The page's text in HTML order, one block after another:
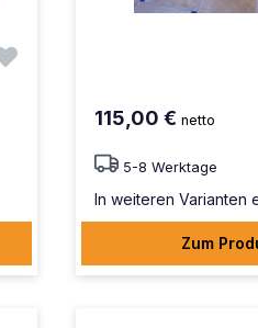
115,00 € netto
5-8 Werktage
In weiteren Varianten
Zum